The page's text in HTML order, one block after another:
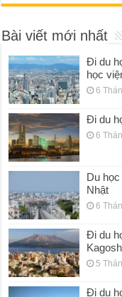
Bài viết mới nhất
Đi du
học
6
Đi du
6
Du
Nhật
6
Đi du
5
Đi du